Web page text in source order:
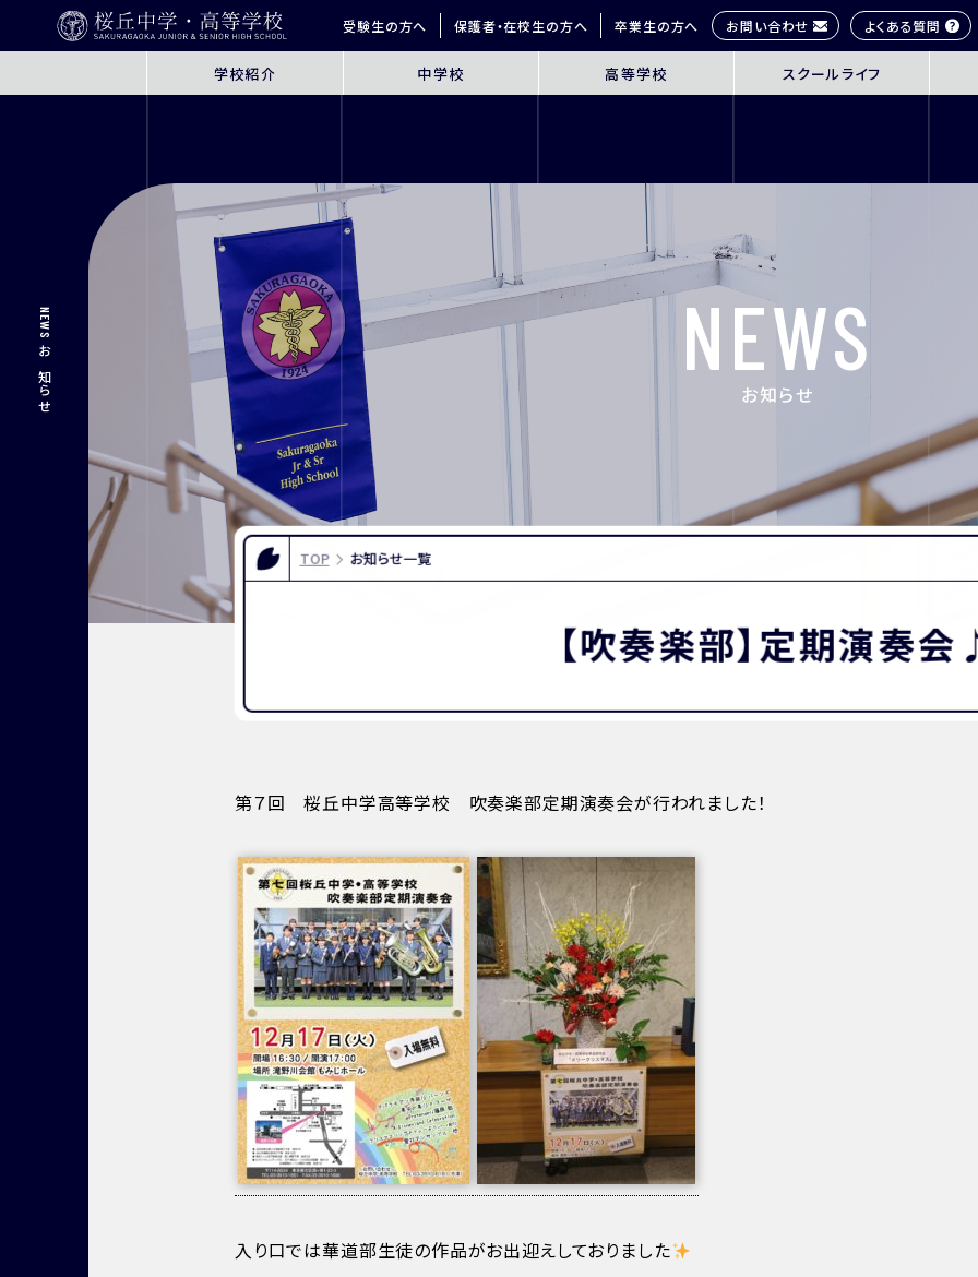
受験生の方へ 保護者・在校生の方へ 卒業生の方へ お問い合わせ よくある質問
学校紹介 中学校 高等学校 スクールライフ
桜丘とは
指導方針
6年間の学びの概要
探究学習
英語教育
ICT教育
進学サポート
3年間の学びの概要
コース紹介
探究学習
英語教育
ICT教育
桜丘生の1日
ムービーチャ
FOR EXAMINEES
よくある質問
INFORMATION
お問い合わせ
資料請求
卒業生の方へ
保護者・在校生の方へ
NEWS
お知らせ
NEWS
お知らせ
TOP お知らせ一覧
【吹奏楽部】定期演奏会
第７回 桜丘中学高等学校 吹奏楽部定期演奏会が行われました！
入り口では華道部生徒の作品がお出迎えしておりました